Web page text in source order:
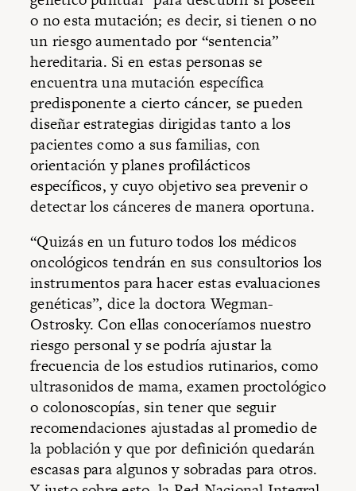
o no esta mutación; es decir, si tienen o no
un riesgo aumentado por “sentencia”
hereditaria. Si en estas personas se
encuentra una mutación específica
predisponente a cierto cáncer, se pueden
diseñar estrategias dirigidas tanto a los
pacientes como a sus familias, con
orientación y planes profilácticos
específicos, y cuyo objetivo sea prevenir o
detectar los cánceres de manera oportuna.
“Quizás en un futuro todos los médicos
oncológicos tendrán en sus consultorios los
instrumentos para hacer estas evaluaciones
genéticas”, dice la doctora Wegman-
Ostrosky. Con ellas conoceríamos nuestro
riesgo personal y se podría ajustar la
frecuencia de los estudios rutinarios, como
ultrasonidos de mama, examen proctológico
o colonoscopías, sin tener que seguir
recomendaciones ajustadas al promedio de
la población y que por definición quedarán
escasas para algunos y sobradas para otros.